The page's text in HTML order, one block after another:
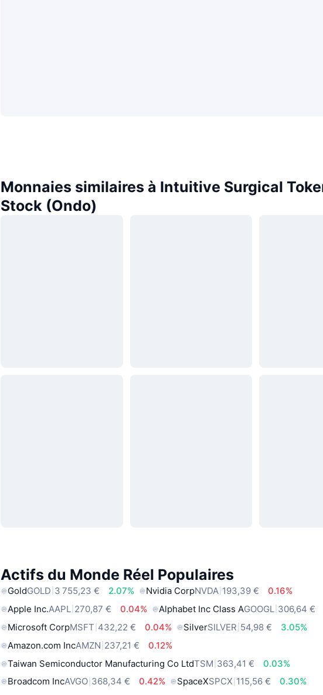
Monnaies similaires à Intuitive Surgical
Stock (Ondo)
Actifs du Monde Réel Populaires
GoldGOLD 3 755,23 € 2.07% Nvidia CorpNVDA 193,39 €
0.16%
Apple Inc.AAPL 270,87 € 0.04% Alphabet Inc Class AGOOGL 306,64 €
Microsoft CorpMSFT 432,22 € 0.04% SilverSILVER 54,98 €
3.05%
Amazon.com IncAMZN 237,21 €
0.12%
Taiwan Semiconductor Manufacturing Co LtdTSM 363,41 €
0.03%
Broadcom IncAVGO 368,34 € 0.42% SpaceXSPCX 115,56 €
0.30%